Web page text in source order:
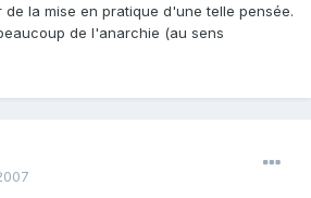
la mise en pratique d'une telle pensée.
de l'anarchie (au sens